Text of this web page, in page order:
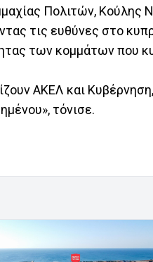
Πολιτών, Κούλης
τις ευθύνες στο
των κομμάτων που
ΑΚΕΛ και
τόνισε.